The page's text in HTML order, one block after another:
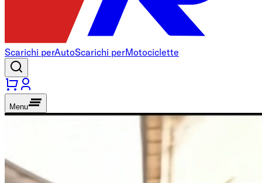
Scarichi perAutoScarichi perMotociclette
Menu